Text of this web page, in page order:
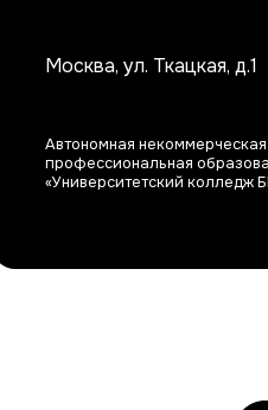
Москва, ул. Ткацкая, д.1
Автономная
профессиональная
«Университетский колледж